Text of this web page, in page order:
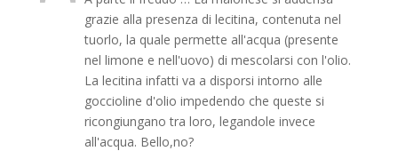
grazie alla presenza di lecitina, contenuta nel
tuorlo, la quale permette all'acqua (presente
nel limone e nell'uovo) di mescolarsi con l'olio.
La lecitina infatti va a disporsi intorno alle
goccioline d'olio impedendo che queste si
ricongiungano tra loro, legandole invece
all'acqua. Bello,no?